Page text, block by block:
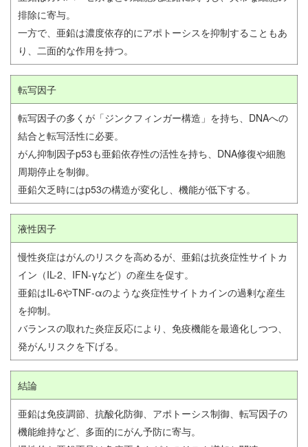
排除に寄与。
一方で、亜鉛は濃度依存的にアポトーシスを抑制することもあ
り、二面的な作用を持つ。
転写因子
転写因子の多くが「ジンクフィンガー構造」を持ち、DNAへの
結合と転写活性に必要。
がん抑制因子p53も亜鉛依存性の活性を持ち、DNA修復や細胞
周期停止を制御。
亜鉛欠乏時にはp53の構造が変化し、機能が低下する。
液性因子
慢性炎症はがんのリスクを高めるが、亜鉛は抗炎症性サイトカ
イン（IL-2、IFN-γなど）の産生を促す。
亜鉛はIL-6やTNF-αのような炎症性サイトカインの過剰な産生
を抑制。
バランスの取れた炎症反応により、免疫機能を最適化しつつ、
発がんリスクを下げる。
結論
亜鉛は免疫調節、抗酸化防御、アポトーシス制御、転写因子の
機能維持など、多面的にがん予防に寄与。